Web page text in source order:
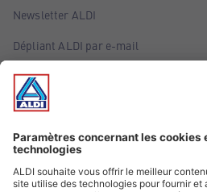
Newsletter ALDI
Dépliant ALDI par e-mail
Offres
Infos essentielles
Suivez ALDI Belgique